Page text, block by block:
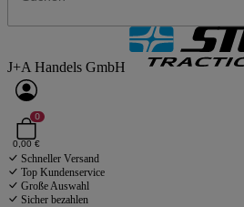
J+A Handels GmbH
0
0,00 €
Schneller Versand
Top Kundenservice
Große Auswahl
Sicher bezahlen